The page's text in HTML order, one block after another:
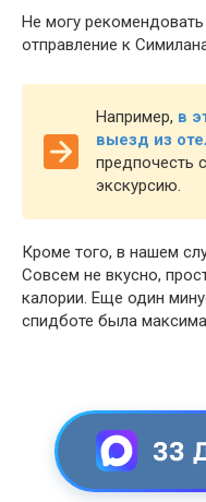
Не могу
отправление к
Например, в
выезд из
предпочесть
экскурсию.
Кроме того, в нашем
Совсем не вкусно,
калории. Еще один
спидботе была
33